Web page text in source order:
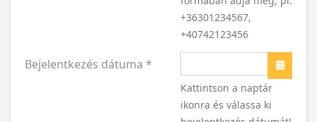
+36301234567,
+40742123456
Bejelentkezés dátuma *
Naptár
Kattintson a naptár
ikonra és válassa ki